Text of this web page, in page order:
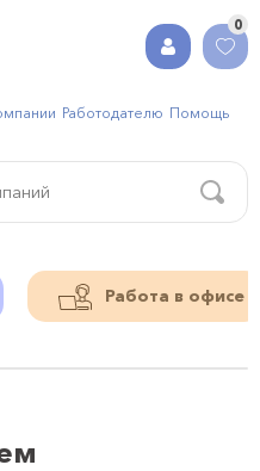
0
Работодателю Помощь
Работа в офисе